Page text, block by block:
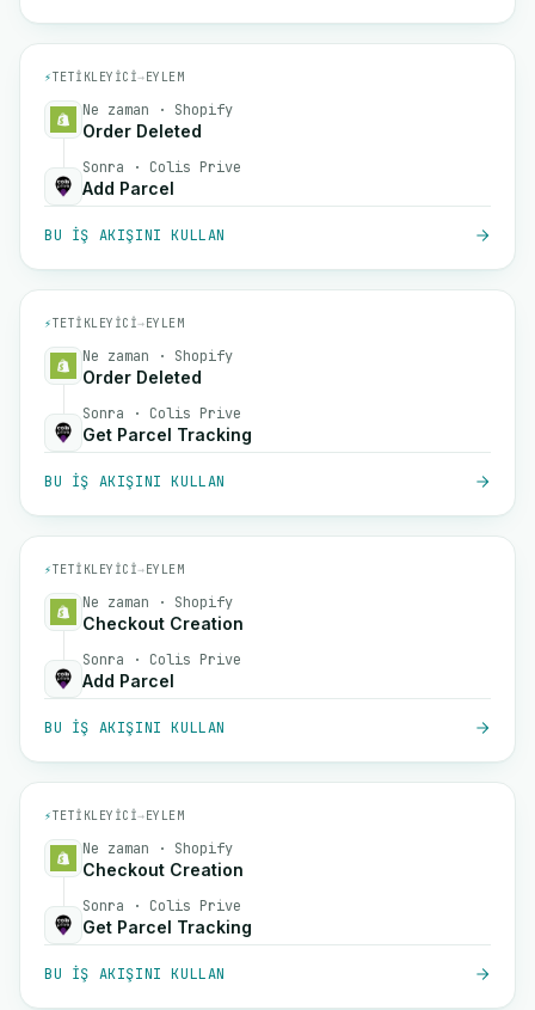
⚡TETIKLEYICI→EYLEM
Ne zaman · Shopify
Order Deleted
Sonra · Colis Prive
Add Parcel
BU IŞ AKIŞINI KULLAN
⚡TETIKLEYICI→EYLEM
Ne zaman · Shopify
Order Deleted
Sonra · Colis Prive
Get Parcel Tracking
BU IŞ AKIŞINI KULLAN
⚡TETIKLEYICI→EYLEM
Ne zaman · Shopify
Checkout Creation
Sonra · Colis Prive
Add Parcel
BU IŞ AKIŞINI KULLAN
⚡TETIKLEYICI→EYLEM
Ne zaman · Shopify
Checkout Creation
Sonra · Colis Prive
Get Parcel Tracking
BU IŞ AKIŞINI KULLAN